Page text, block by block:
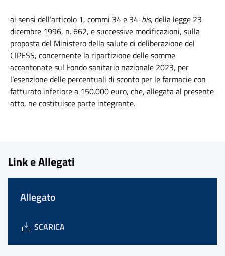
ai sensi dell’articolo 1, commi 34 e 34-bis, della legge 23
dicembre 1996, n. 662, e successive modificazioni, sulla
proposta del Ministero della salute di deliberazione del
CIPESS, concernente la ripartizione delle somme
accantonate sul Fondo sanitario nazionale 2023, per
l’esenzione delle percentuali di sconto per le farmacie con
fatturato inferiore a 150.000 euro, che, allegata al presente
atto, ne costituisce parte integrante.
Link e Allegati
Allegato
SCARICA